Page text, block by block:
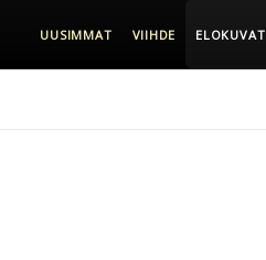
UUSIMMAT VIIHDE ELOKUVAT